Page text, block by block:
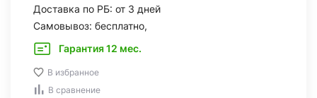
Доставка по РБ: от 3 дней
Самовывоз: бесплатно,
Гарантия 12 мес.
В избранное
В сравнение